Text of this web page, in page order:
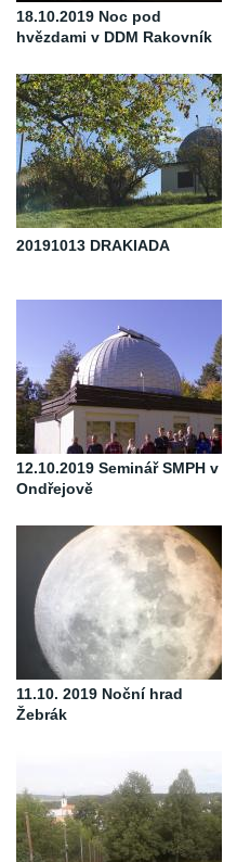
18.10.2019 Noc pod
hvězdami v DDM Rakovník
20191013 DRAKIADA
12.10.2019 Seminář SMPH v
Ondřejově
11.10. 2019 Noční hrad
Žebrák